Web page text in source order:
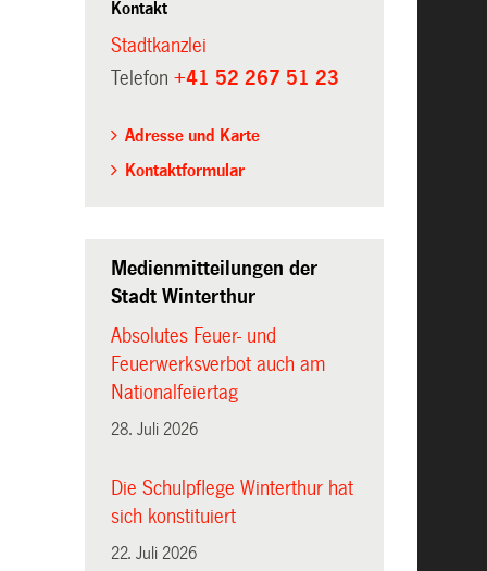
Kontakt
Stadtkanzlei
Telefon +41 52 267 51 23
Adresse und Karte
Kontaktformular
Medienmitteilungen der
Stadt Winterthur
Absolutes Feuer- und
Feuerwerksverbot auch am
Nationalfeiertag
28. Juli 2026
Die Schulpflege Winterthur hat
sich konstituiert
22. Juli 2026